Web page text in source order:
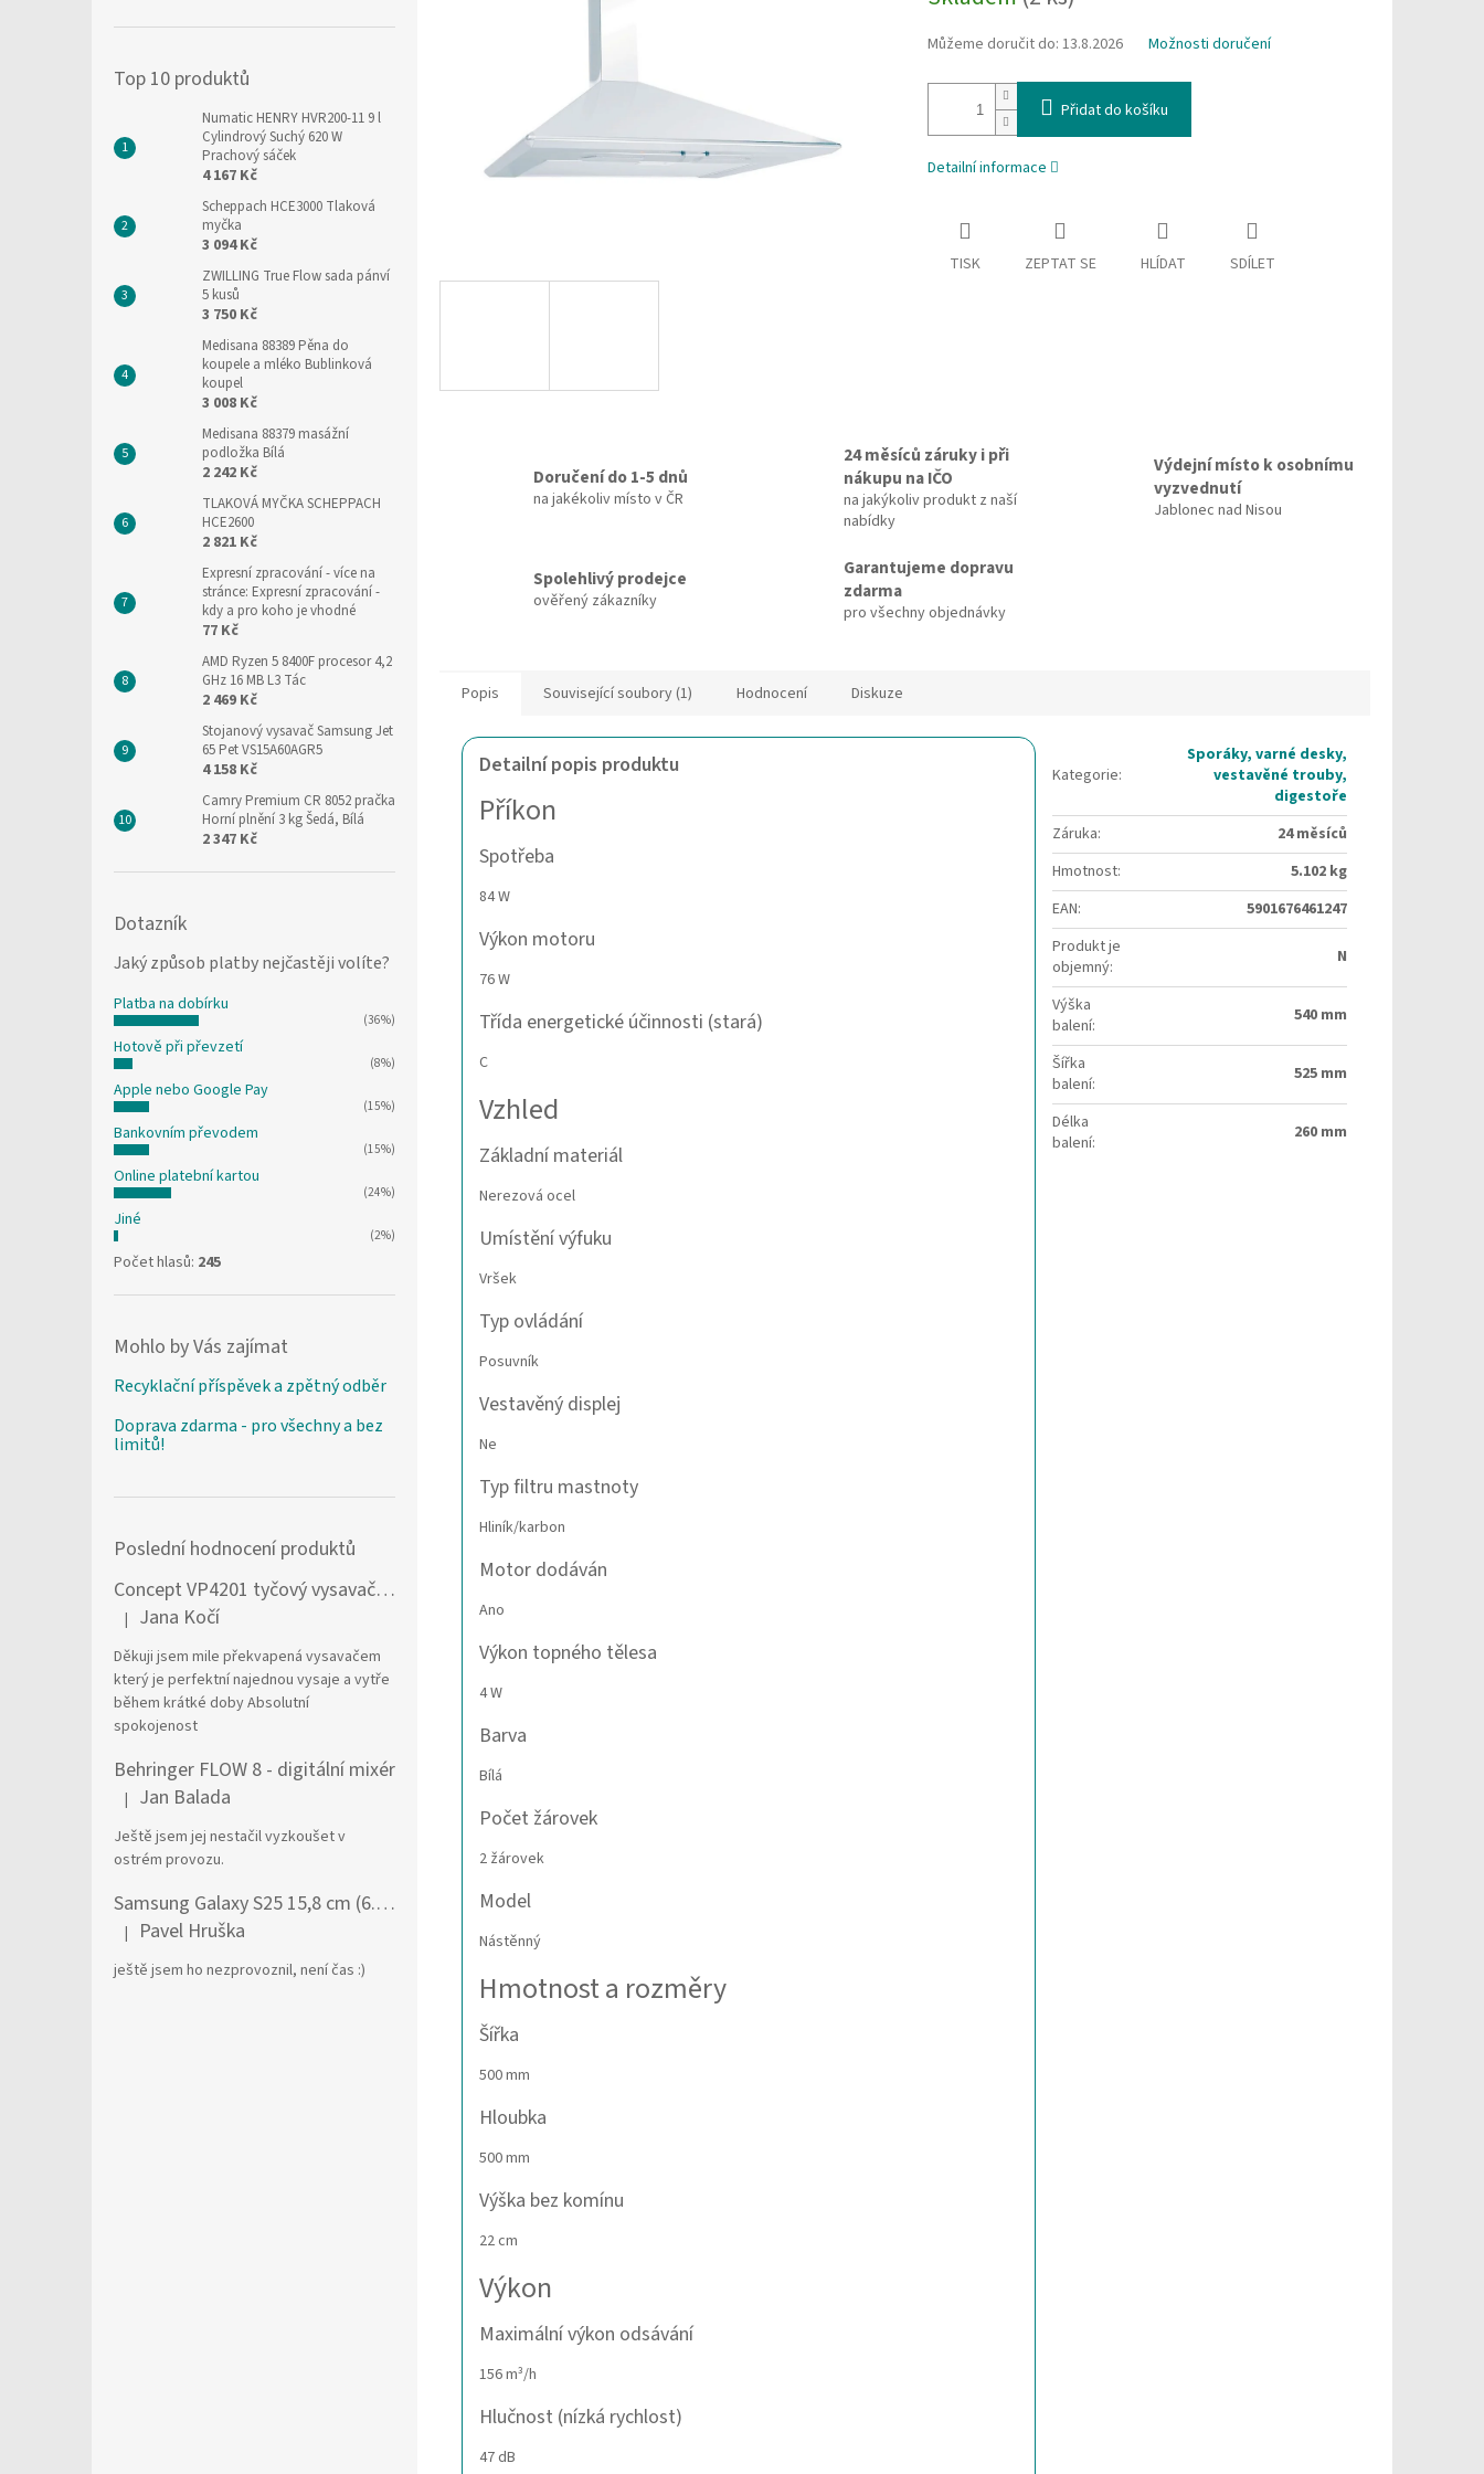
Top 10 produktů
Numatic HENRY HVR200-11 9 l
Cylindrový Suchý 620 W
Prachový sáček
4 167 Kč
Scheppach HCE3000 Tlaková
myčka
3 094 Kč
ZWILLING True Flow sada pánví
5 kusů
3 750 Kč
Medisana 88389 Pěna do
koupele a mléko Bublinková
koupel
3 008 Kč
Medisana 88379 masážní
podložka Bílá
2 242 Kč
TLAKOVÁ MYČKA SCHEPPACH
HCE2600
2 821 Kč
Expresní zpracování- více na
stránce: Expresní zpracování -
kdy a pro koho je vhodné
77 Kč
AMD Ryzen 5 8400F procesor 4,2
GHz 16 MB L3 Tác
2 469 Kč
Stojanový vysavač Samsung Jet
65 Pet VS15A60AGR5
4 158 Kč
Camry Premium CR 8052 pračka
Horní plnění 3 kg Šedá, Bílá
2 347 Kč
Dotazník
Jaký způsob platby nejčastěji volíte?
Platba na dobírku
(36%)
Hotově při převzetí
(8%)
Apple nebo Google Pay
(15%)
Bankovním převodem
(15%)
Online platební kartou
(24%)
Jiné
(2%)
Počet hlasů: 245
Mohlo by Vás zajímat
Recyklační příspěvek a zpětný odběr
Doprava zdarma - pro všechny a bez
limitů!
Poslední hodnocení produktů
Concept VP4201 tyčový vysavač / elektrický smeták Tyčový vysavač 2 v 1 AC Suché a mokré Bezsáčkové 0,6 l 90 W Černá, Stříbrná
Hodnocení produktu je 5 z 5 hvězdiček.
| Jana Kočí
Děkuji jsem mile překvapená vysavačem
který je perfektní najednou vysaje a vytře
během krátké doby Absolutní
spokojenost
Behringer FLOW 8 - digitální mixér
Hodnocení produktu je 5 z 5 hvězdiček.
| Jan Balada
Ještě jsem jej nestačil vyzkoušet v
ostrém provozu.
Samsung Galaxy S25 15,8 cm (6.2") Dual SIM Android 15 5G USB typu C 12 GB 256 GB 4000 mAh Námořnická modrá
Hodnocení produktu je 1 z 5 hvězdiček.
| Pavel Hruška
ještě jsem ho nezprovoznil, není čas :)
Můžeme doručit do: 13.8.2026 Možnosti doručení
Přidat do košíku
Detailní informace
TISK ZEPTAT SE HLÍDAT SDÍLET
Doručení do 1-5 dnů
na jakékoliv místo v ČR
24 měsíců záruky i při
nákupu na IČO
na jakýkoliv produkt z naší
nabídky
Výdejní místo k osobnímu
vyzvednutí
Jablonec nad Nisou
Spolehlivý prodejce
ověřený zákazníky
Garantujeme dopravu
zdarma
pro všechny objednávky
Popis Související soubory (1) Hodnocení Diskuze
Detailní popis produktu
Příkon
Spotřeba
84 W
Výkon motoru
76 W
Třída energetické účinnosti (stará)
C
Vzhled
Základní materiál
Nerezová ocel
Umístění výfuku
Vršek
Typ ovládání
Posuvník
Vestavěný displej
Ne
Typ filtru mastnoty
Hliník/karbon
Motor dodáván
Ano
Výkon topného tělesa
4 W
Barva
Bílá
Počet žárovek
2 žárovek
Model
Nástěnný
Hmotnost a rozměry
Šířka
500 mm
Hloubka
500 mm
Výška bez komínu
22 cm
Výkon
Maximální výkon odsávání
156 m³/h
Hlučnost (nízká rychlost)
47 dB
Kategorie:
Sporáky, varné desky,
vestavěné trouby,
digestoře
Záruka:
24 měsíců
Hmotnost:
5.102 kg
EAN:
5901676461247
Produkt je
objemný: N
Výška
balení: 540 mm
Šířka
balení: 525 mm
Délka
balení: 260 mm